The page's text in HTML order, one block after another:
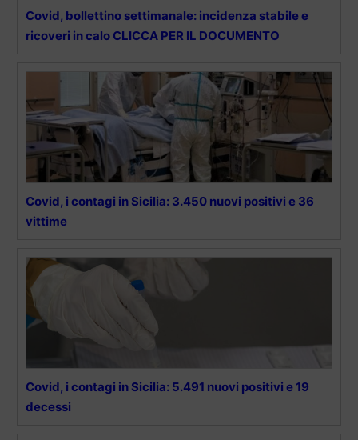
Covid, bollettino settimanale: incidenza stabile e
ricoveri in calo CLICCA PER IL DOCUMENTO
Covid, i contagi in Sicilia: 3.450 nuovi positivi e 36
vittime
Covid, i contagi in Sicilia: 5.491 nuovi positivi e 19
decessi